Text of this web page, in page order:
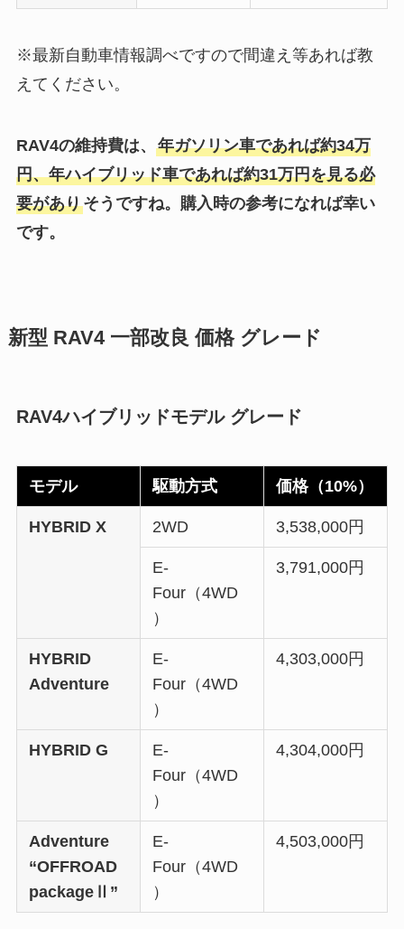
※最新自動車情報調べですので間違え等あれば教
えてください。
RAV4の維持費は、 年ガソリン車であれば約34万
円、年ハイブリッド車であれば約31万円を見る必
要がありそうですね。購入時の参考になれば幸い
です。
新型 RAV4 一部改良 価格 グレード
RAV4ハイブリッドモデル グレード
モデル 駆動方式 価格（10%）
HYBRID X 2WD 3,538,000円
E-
Four（4WD
）
3,791,000円
HYBRID
Adventure
E-
Four（4WD
）
4,303,000円
HYBRID G
E-
Four（4WD
）
4,304,000円
Adventure
“OFFROAD
packageⅡ”
E-
Four（4WD
）
4,503,000円